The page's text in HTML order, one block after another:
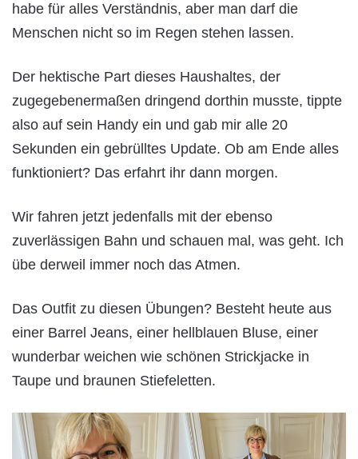
habe für alles Verständnis, aber man darf die
Menschen nicht so im Regen stehen lassen.
Der hektische Part dieses Haushaltes, der
zugegebenermaßen dringend dorthin musste, tippte
also auf sein Handy ein und gab mir alle 20
Sekunden ein gebrülltes Update. Ob am Ende alles
funktioniert? Das erfahrt ihr dann morgen.
Wir fahren jetzt jedenfalls mit der ebenso
zuverlässigen Bahn und schauen mal, was geht. Ich
übe derweil immer noch das Atmen.
Das Outfit zu diesen Übungen? Besteht heute aus
einer Barrel Jeans, einer hellblauen Bluse, einer
wunderbar weichen wie schönen Strickjacke in
Taupe und braunen Stiefeletten.